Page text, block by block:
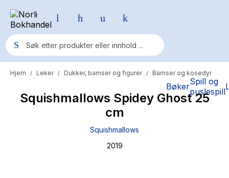
BøkerSpill og
puslespill
Populære søk
Pokemon
Fury Bound - Sable Sorensen
Hjem / Leker / Dukker, bamser og figurer / Bamser og kosedyr
Squishmallows Spidey Ghost 25
cm
Squishmallows
2019